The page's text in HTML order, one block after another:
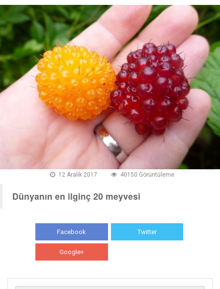
12 Aralik 2017 40150 Görüntüleme
Dünyanın en ilginç 20 meyvesi
Facebook Twitter
Google+